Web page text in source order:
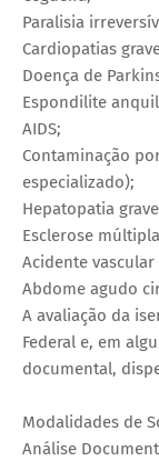
Paralisia
Cardiopatias
Doença de
Espondilite
AIDS;
Contaminação
especializado);
Hepatopatia
Esclerose
Acidente
Abdome agudo
A avaliação da
Federal e, em
documental,
Modalidades de
Análise